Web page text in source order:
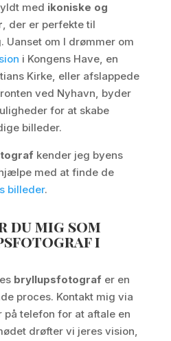
med ikoniske og
, der er perfekte til
om I drømmer om
i Kongens Have, en
Kirke, eller afslappede
ved Nyhavn, byder
for at skabe
billeder.
kender jeg byens
med at finde de
billeder.
du mig som
i
bryllupsfotograf er en
proces. Kontakt mig via
på telefon for at aftale en
drøfter vi jeres vision,